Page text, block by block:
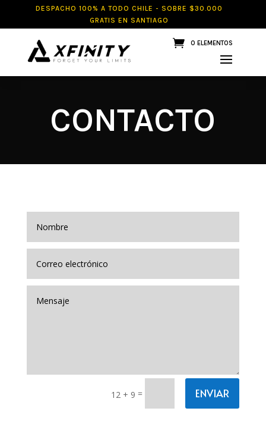
DESPACHO 100% A TODO CHILE - SOBRE $30.000
GRATIS EN SANTIAGO
0 ELEMENTOS
CONTACTO
12 + 9 = ENVIAR